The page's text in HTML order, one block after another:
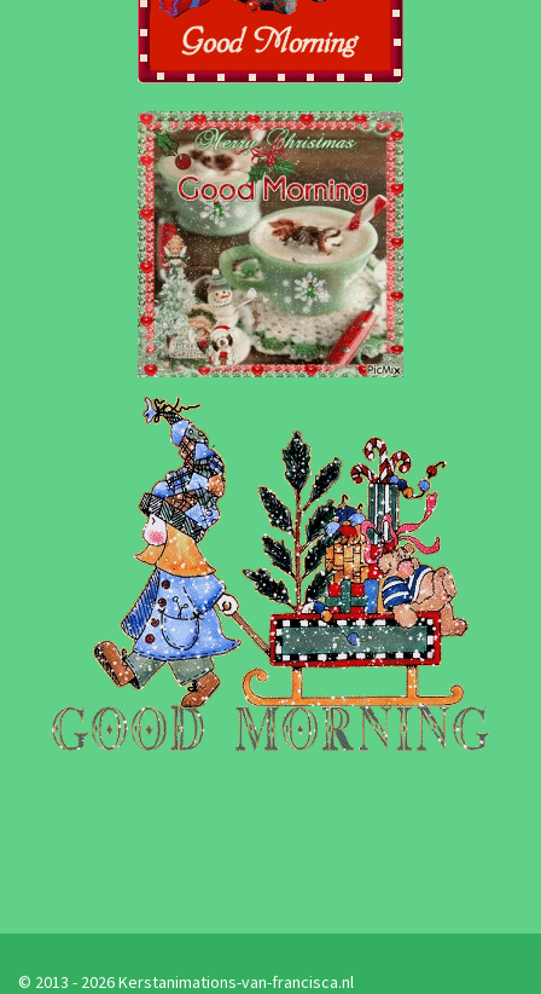
© 2013 - 2026 Kerstanimations-van-francisca.nl